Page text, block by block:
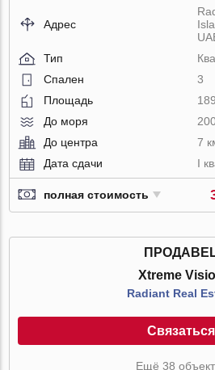
Адрес
Тип
Спален
3
Площадь
До моря
До центра
7
Дата сдачи
I
полная стоимость
Xtreme
Radiant Real
Связаться
Ещё 38